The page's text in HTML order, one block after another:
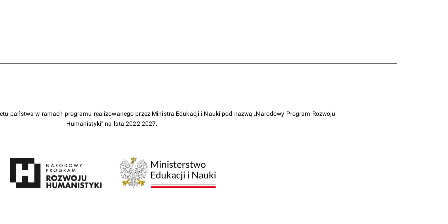
państwa w ramach programu realizowanego przez Ministra Edukacji i Nauki pod nazwą „Narodowy Program Rozwoju
Humanistyki” na lata 2022-2027.